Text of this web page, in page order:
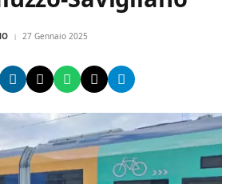
27 Gennaio 2025